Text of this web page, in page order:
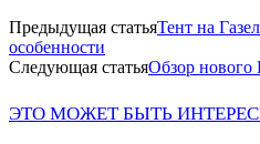
Предыдущая статьяТент на
особенности
Следующая статьяОбзор нового
ЭТО МОЖЕТ БЫТЬ